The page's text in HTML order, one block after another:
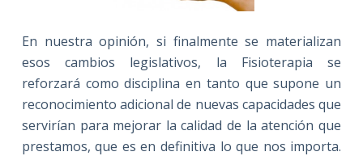
En nuestra opinión, si finalmente se materializan
esos cambios legislativos, la Fisioterapia se
reforzará como disciplina en tanto que supone un
reconocimiento adicional de nuevas capacidades que
servirían para mejorar la calidad de la atención que
prestamos, que es en definitiva lo que nos importa.